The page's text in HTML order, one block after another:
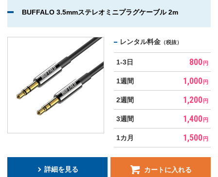
録音機器
撮影機器用マイク
オーディオプレーヤー
音響周辺機器
モバイルWi-Fiルーター
BUFFALO 3.5mmステレオミニプラグケーブル 2m
レンタル料金 （税抜）
1-3日 800 円
1週間 1,000 円
2週間 1,200 円
3週間 1,400 円
1カ月 1,500 円
詳細を見る カートに入れる